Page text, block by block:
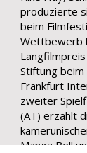
produzierte
beim
Wettbewerb
Stiftung beim
Frankfurt
zweiter
(AT) erzählt
Manga Bell